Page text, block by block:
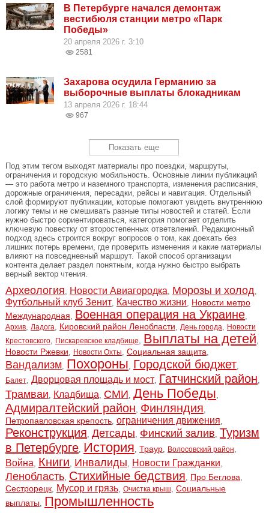
В Петербурге начался демонтаж
вестибюля станции метро «Парк
Победы»
20 апреля 2026 г. 3:10
2581
Захарова осудила Германию за
выборочные выплаты блокадникам
13 апреля 2026 г. 18:44
967
Показать еще
Под этим тегом выходят материалы про поездки, маршруты,
ограничения и городскую мобильность. Основные линии публикаций
— это работа метро и наземного транспорта, изменения расписания,
дорожные ограничения, пересадки, рейсы и навигация. Отдельный
слой формируют публикации, которые помогают увидеть внутреннюю
логику темы и не смешивать разные типы новостей и статей. Если
нужно быстро сориентироваться, категория помогает отделить
ключевую повестку от второстепенных ответвлений. Редакционный
подход здесь строится вокруг вопросов о том, как доехать без
лишних потерь времени, где проверить изменения и какие материалы
влияют на повседневный маршрут. Такой способ организации
контента делает раздел понятным, когда нужно быстро выбрать
верный вектор чтения.
Археология, Новости Авиагородка, Морозы и холод,
Футбольный клуб Зенит, Качество жизни, Новости метро
Международная, Военная операция на Украине,
Архив, Ладога, Кировский район Ленобласти, День города, Новости
Крестовского, Пискаревское кладбище, Выплаты на детей,
Новости Ржевки, Новости Охты, Социальная защита,
Вандализм, Похороны, Городской бюджет,
Балет, Дворцовая площадь и мост, Гатчинский район,
Трамваи, Кладбища, СМИ, День Победы,
Адмиралтейский район, Финляндия,
Петропавловская крепость, ограничения движения,
Реконструкция, Детсады, Финский залив, Туризм
в Петербурге, История, Траур, Волосовский район,
Война, Книги, Инвалиды, Новости Гражданки,
Ленобласть, Стихийные бедствия, Про Беглова,
Сестрорецк, Мусор и грязь, Очистка крыш, Социальные
выплаты, Промышленность